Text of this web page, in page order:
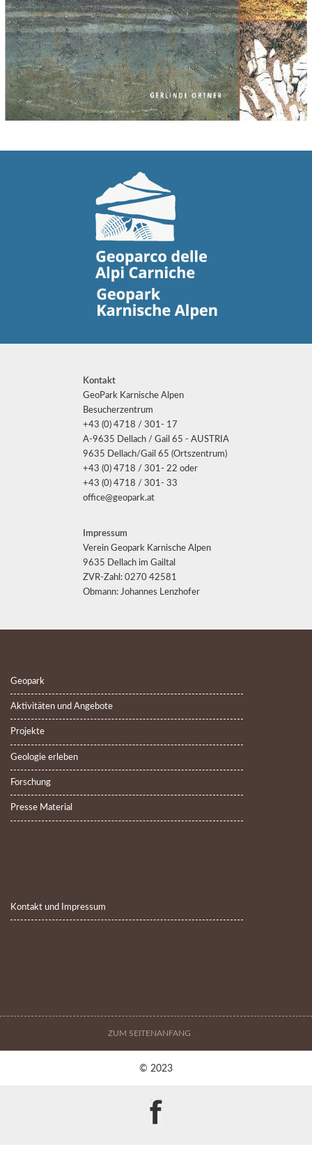
Kontakt
GeoPark Karnische Alpen
Besucherzentrum
+43 (0) 4718 / 301- 17
A-9635 Dellach / Gail 65 - AUSTRIA
9635 Dellach/Gail 65 (Ortszentrum)
+43 (0) 4718 / 301- 22 oder
+43 (0) 4718 / 301- 33
office@geopark.at
Impressum
Verein Geopark Karnische Alpen
9635 Dellach im Gailtal
ZVR-Zahl: 0270 42581
Obmann: Johannes Lenzhofer
Geopark
Aktivitäten und Angebote
Projekte
Geologie erleben
Forschung
Presse Material
Kontakt und Impressum
ZUM SEITENANFANG
© 2023